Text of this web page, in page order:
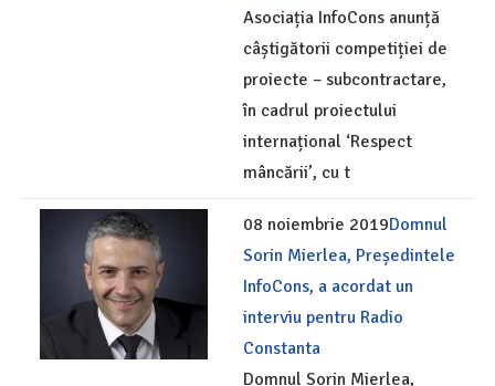
Asociația InfoCons anunță
câștigătorii competiției de
proiecte – subcontractare,
în cadrul proiectului
internațional ‘Respect
mâncării’, cu t
08 noiembrie 2019Domnul
Sorin Mierlea, Președintele
InfoCons, a acordat un
interviu pentru Radio
Constanta
Domnul Sorin Mierlea,